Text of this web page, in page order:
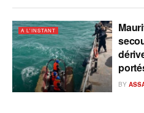
A L'INSTANT
BY